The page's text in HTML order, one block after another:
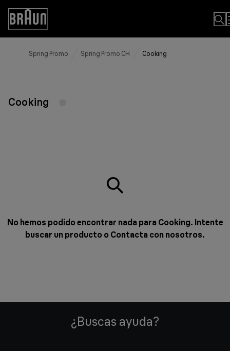
Skip
Content
Accessibility
Statement
Spring Promo Spring Promo CH Cooking
Cooking
No hemos podido encontrar nada para Cooking. Intente
buscar un producto o Contacta con nosotros.
¿Buscas ayuda?